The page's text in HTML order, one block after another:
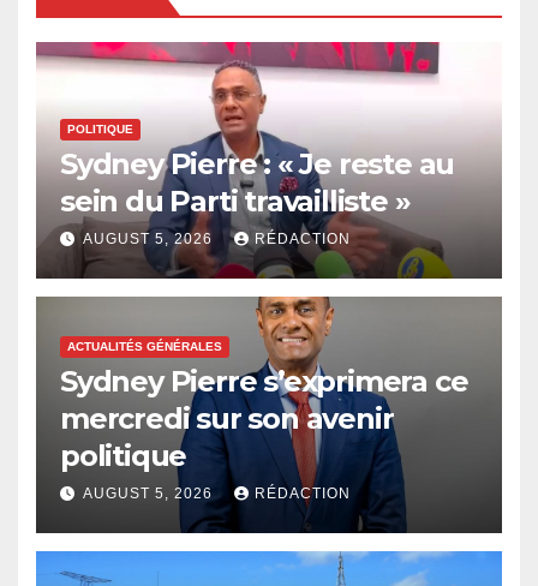
POLITIQUE
Sydney Pierre : « Je reste au
sein du Parti travailliste »
AUGUST 5, 2026 RÉDACTION
ACTUALITÉS GÉNÉRALES
Sydney Pierre s’exprimera ce
mercredi sur son avenir
politique
AUGUST 5, 2026 RÉDACTION